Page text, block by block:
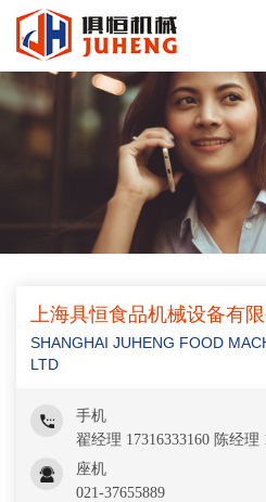
上海具恒食品机械设备有限
SHANGHAI JUHENG FOOD
LTD
手机
翟经理 17316333160 陈经理
座机
021-37655889